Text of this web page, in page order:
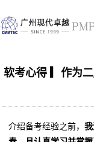
软考心得 ▎作为
介绍备考经验之前，